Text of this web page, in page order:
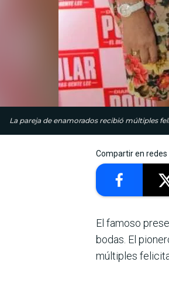
La pareja de enamorados recibió múltiples
Compartir en redes
El famoso
bodas. El
múltiples